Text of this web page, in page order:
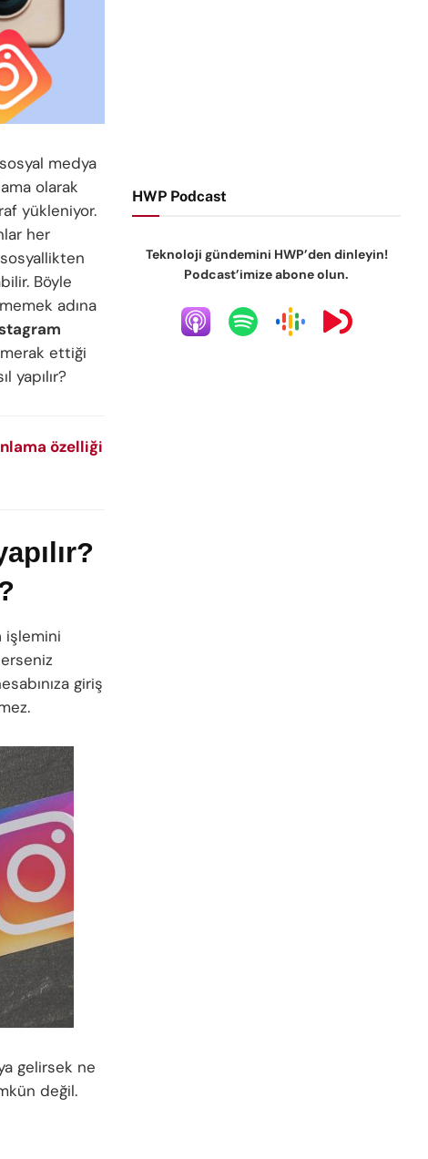
medya
olarak
yükleniyor.
her
Böyle
adına
merak ettiği
yapılır?
özelliği
işlemini
giriş
gelirsek ne
değil.
HWP Podcast
Teknoloji gündemini HWP’den dinleyin!
Podcast’imize abone olun.